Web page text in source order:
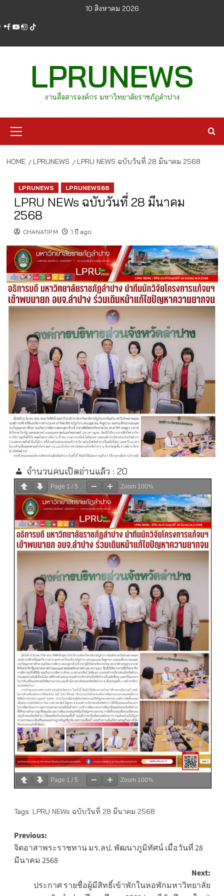
content
10 สิงหาคม 2026
facebook
youtube
instagram
tiktok
LPRUNEWS
งานสื่อสารองค์กร มหาวิทยาลัยราชภัฏลำปาง
Menu
HOME LPRUNEWS LPRU NEWS ฉบับวันที่ 28 มีนาคม 2568
LPRUNEWS LPRUNEWS68
LPRU NEWs ฉบับวันที่ 28 มีนาคม
2568
CHANATIP.M 1 ปี ago
จำนวนคนเปิดอ่านแล้ว : 20
Page 1 / 5 Zoom 100%
Page 1 / 5 Zoom 100%
Tags: LPRU NEWs ฉบับวันที่ 28 มีนาคม 2568
Post
navigation
Previous:
จิตอาสาพระราชทาน มร.ลป. พัฒนาภูมิทัศน์ เมื่อวันที่ 28
มีนาคม 2568
Next:
ประกาศ รายชื่อผู้มีสิทธิ์เข้าพักในหอพักมหาวิทยาลัย